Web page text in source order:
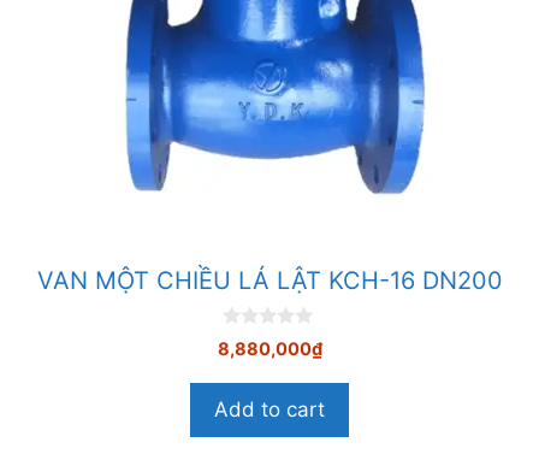
VAN MỘT CHIỀU LÁ LẬT KCH-16 DN200
0
n
à
5
8,880,000₫
Add to cart